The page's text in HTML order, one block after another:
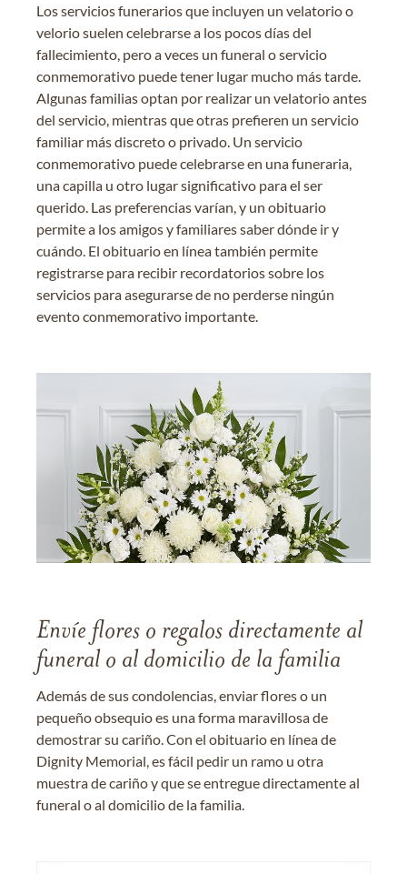
Los servicios funerarios que incluyen un velatorio o
velorio suelen celebrarse a los pocos días del
fallecimiento, pero a veces un funeral o servicio
conmemorativo puede tener lugar mucho más tarde.
Algunas familias optan por realizar un velatorio antes
del servicio, mientras que otras prefieren un servicio
familiar más discreto o privado. Un servicio
conmemorativo puede celebrarse en una funeraria,
una capilla u otro lugar significativo para el ser
querido. Las preferencias varían, y un obituario
permite a los amigos y familiares saber dónde ir y
cuándo. El obituario en línea también permite
registrarse para recibir recordatorios sobre los
servicios para asegurarse de no perderse ningún
evento conmemorativo importante.
Envíe flores o regalos directamente al
funeral o al domicilio de la familia
Además de sus condolencias, enviar flores o un
pequeño obsequio es una forma maravillosa de
demostrar su cariño. Con el obituario en línea de
Dignity Memorial, es fácil pedir un ramo u otra
muestra de cariño y que se entregue directamente al
funeral o al domicilio de la familia.